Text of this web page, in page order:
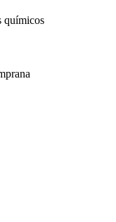
químicos